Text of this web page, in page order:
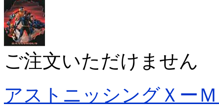
ご注文いただけません
アストニッシングＸー